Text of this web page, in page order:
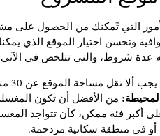
التي تًمكنك من الحصول على
وتحسن اختيار الموقع الذي
عدة شروط، والتي تتلخص في
يجب ألا تقل مساحة الموقع عن 30 متر، وكلما ذات المساحة كان ذلك أفضل.
من الأفضل أن تكون
أكبر فئة ممكن، كأن تتواجد
في منطقة سكانية مزدحمة.